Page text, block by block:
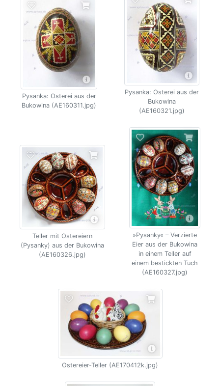
Pysanka: Osterei aus der
Bukowina (AE160311.jpg)
Pysanka: Osterei aus der
Bukowina
(AE160321.jpg)
Teller mit Ostereiern
(Pysanky) aus der Bukowina
(AE160326.jpg)
»Pysanky« – Verzierte
Eier aus der Bukowina
in einem Teller auf
einem bestickten Tuch
(AE160327.jpg)
Ostereier-Teller (AE170412k.jpg)